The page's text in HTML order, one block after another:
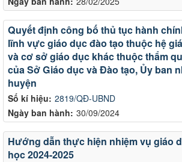
Số kí hiệu: 2819/QĐ-UBND
Ngày ban hành: 30/09/2024
Quyết định công bố thủ tục hành
lĩnh vực giáo dục đào tạo thuộc hệ
và cơ sở giáo dục khác thuộc thẩm
của Sở Giáo dục và Đào tạo, Ủy ban
huyện
Hướng dẫn thực hiện nhiệm vụ giáo
học 2024-2025